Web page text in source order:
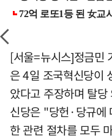
[서울=뉴시스]정금민
은 4일 조국혁신당이
았다고 주장하며 탈
신당은 "당헌·당규에
한 관련 절차를 모두